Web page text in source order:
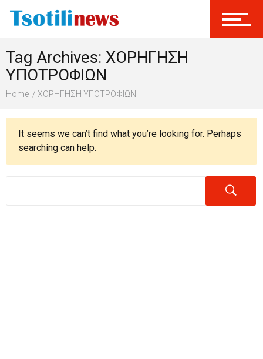
Γίνεται Μέλος
Tag Archives: ΧΟΡΗΓΗΣΗ
ΥΠΟΤΡΟΦΙΩΝ
Home ΧΟΡΗΓΗΣΗ ΥΠΟΤΡΟΦΙΩΝ
It seems we can’t find what you’re looking for. Perhaps
searching can help.